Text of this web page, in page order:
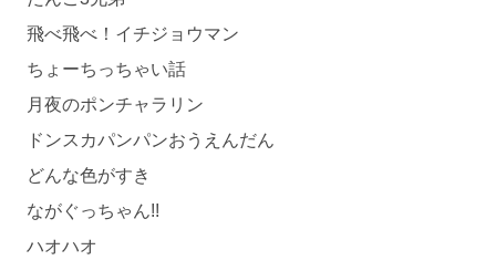
飛べ飛べ！イチジョウマン
ちょーちっちゃい話
月夜のポンチャラリン
ドンスカパンパンおうえんだん
どんな色がすき
ながぐっちゃん!!
ハオハオ